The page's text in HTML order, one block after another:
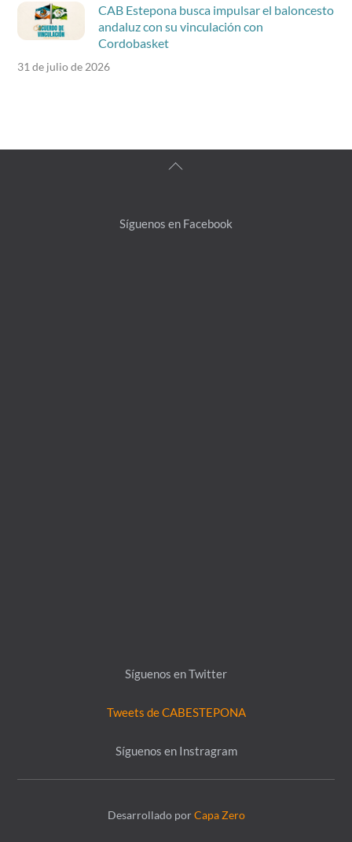
CAB Estepona busca impulsar el baloncesto
andaluz con su vinculación con
Cordobasket
31 de julio de 2026
Back
Síguenos en Facebook
Síguenos en Twitter
Tweets de CABESTEPONA
Síguenos en Instragram
Desarrollado porCapa Zero